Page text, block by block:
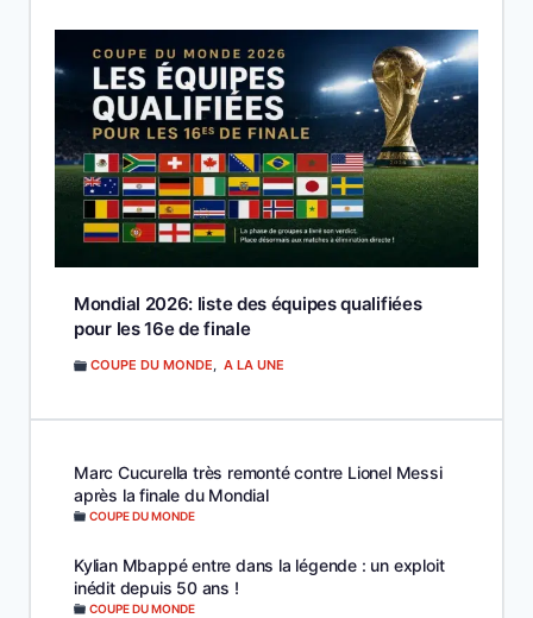
Mondial 2026: liste des équipes qualifiées
pour les 16e de finale
COUPE DU MONDE, A LA UNE
Marc Cucurella très remonté contre Lionel Messi
après la finale du Mondial
COUPE DU MONDE
Kylian Mbappé entre dans la légende : un exploit
inédit depuis 50 ans !
COUPE DU MONDE